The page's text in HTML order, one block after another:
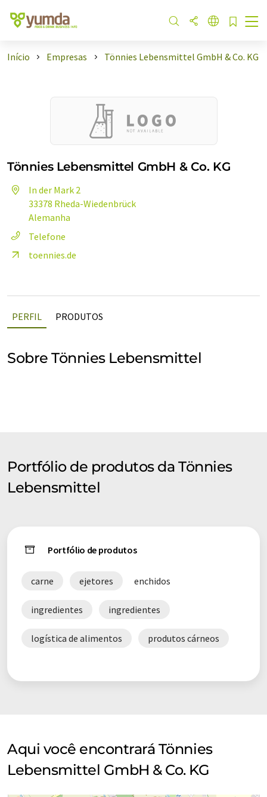
Início Empresas Tönnies Lebensmittel GmbH & Co. KG
Tönnies Lebensmittel GmbH & Co. KG
In der Mark 2
33378 Rheda-Wiedenbrück
Alemanha
Telefone
toennies.de
PERFIL PRODUTOS
Sobre Tönnies Lebensmittel
Portfólio de produtos da Tönnies
Lebensmittel
Portfólio de produtos
carne ejetores enchidos
ingredientes ingredientes
logística de alimentos produtos cárneos
Aqui você encontrará Tönnies
Lebensmittel GmbH & Co. KG